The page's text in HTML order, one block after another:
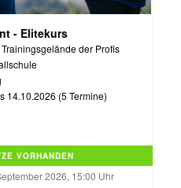
- Elitekurs
der Profis
14.10.2026 (5 Termine)
VORHANDEN
2026, 15:00 Uhr